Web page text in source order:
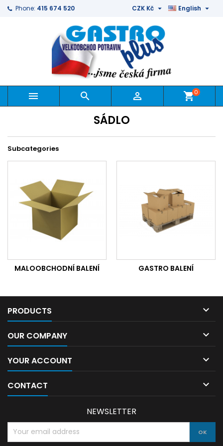
Phone: 415 674 520 English 
CZK Kč 
   shopping_cart0
SÁDLO
Subcategories
MALOOBCHODNÍ BALENÍ GASTRO BALENÍ
PRODUCTS 
OUR COMPANY 
YOUR ACCOUNT 
CONTACT 
NEWSLETTER